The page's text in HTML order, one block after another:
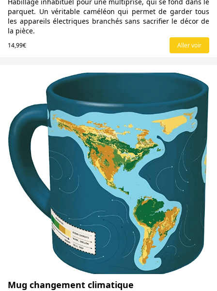
parquet. Un véritable caméléon qui permet de garder tous
les appareils électriques branchés sans sacrifier le décor de
la pièce.
14,99€ Aller voir
Mug changement climatique